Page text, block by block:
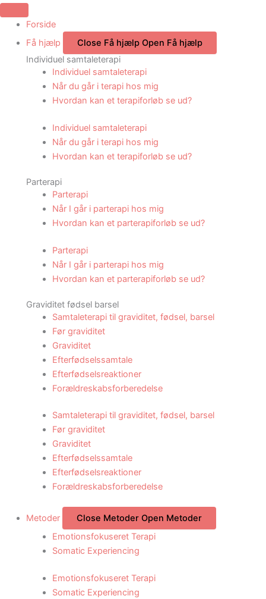
Gå
til
Forside
Få hjælp
Close Få hjælp Open Få hjælp
Individuel samtaleterapi
Individuel samtaleterapi
Når du går i terapi hos mig
Hvordan kan et terapiforløb se ud?
Individuel samtaleterapi
Når du går i terapi hos mig
Hvordan kan et terapiforløb se ud?
Parterapi
Parterapi
Når I går i parterapi hos mig
Hvordan kan et parterapiforløb se ud?
Parterapi
Når I går i parterapi hos mig
Hvordan kan et parterapiforløb se ud?
Graviditet fødsel barsel
Samtaleterapi til graviditet, fødsel, barsel
Før graviditet
Graviditet
Efterfødselssamtale
Efterfødselsreaktioner
Forældreskabsforberedelse
Samtaleterapi til graviditet, fødsel, barsel
Før graviditet
Graviditet
Efterfødselssamtale
Efterfødselsreaktioner
Forældreskabsforberedelse
Metoder Close Metoder Open Metoder
Emotionsfokuseret Terapi
Somatic Experiencing
Emotionsfokuseret Terapi
Somatic Experiencing